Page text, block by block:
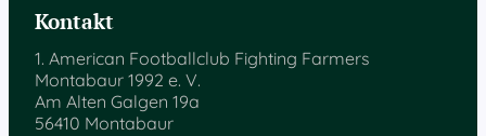
Kontakt
1. American Footballclub Fighting Farmers
Montabaur 1992 e. V.
Am Alten Galgen 19a
56410 Montabaur